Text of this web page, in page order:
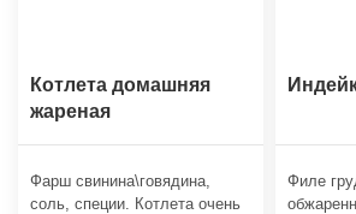
Котлета домашняя
жареная
Фарш свинина\говядина,
соль, специи. Котлета очень
Филе